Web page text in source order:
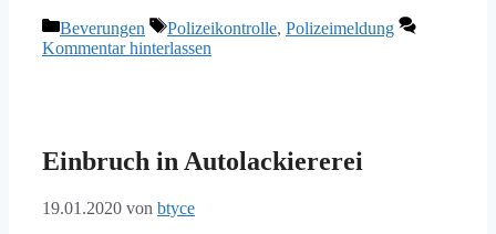
Kategorien
Beverungen Schlagwörter
Polizeikontrolle, Polizeimeldung
Kommentar hinterlassen
Einbruch in Autolackiererei
19.01.2020 von btyce